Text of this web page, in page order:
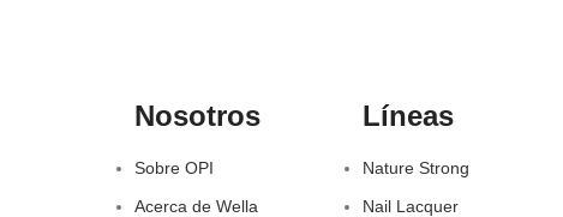
Nosotros
Sobre OPI
Acerca de Wella
Líneas
Nature Strong
Nail Lacquer